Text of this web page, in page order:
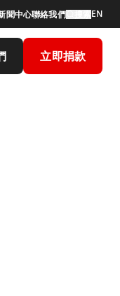
聞中心聯絡我們 EN
立即捐款